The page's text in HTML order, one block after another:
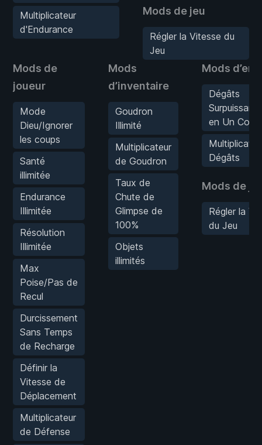
Multiplicateur
d'Endurance
Mods de jeu
Régler la Vitesse du
Jeu
Mods de
joueur
Mode
Dieu/Ignorer
les coups
Santé
illimitée
Endurance
Illimitée
Résolution
Illimitée
Max
Poise/Pas de
Recul
Durcissement
Sans Temps
de Recharge
Définir la
Vitesse de
Déplacement
Multiplicateur
de Défense
Mods
d’inventaire
Goudron
Illimité
Multiplicateur
de Goudron
Taux de
Chute de
Glimpse de
100%
Objets
illimités
Mods
Dégâts
en Un Coup
Dégâts
Mods de
Régler la
du Jeu